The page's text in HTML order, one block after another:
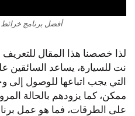
أفضل برنامج
لذا خصصنا هذا المقال
نت للسيارة، يساعد السائقين
التي يجب اتباعها للوصول
ممكن، كما يزودهم بالحالة
على الطرقات، فما هو عمل